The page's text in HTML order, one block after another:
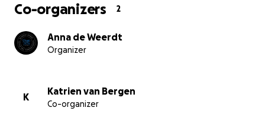
Co-organizers 2
Anna de Weerdt
Organizer
K
Katrien van Bergen
Co-organizer